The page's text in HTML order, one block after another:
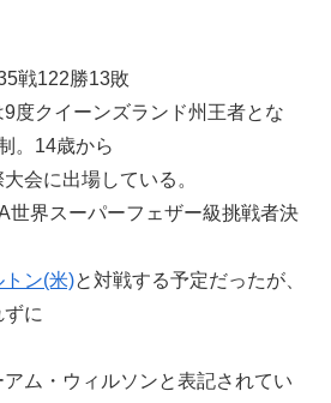
戦122勝13敗
9度クイーンズランド州王者とな
。14歳から
会に出場している。
世界スーパーフェザー級挑戦者決
トン(米)と対戦する予定だったが、
に
アム・ウィルソンと表記されてい